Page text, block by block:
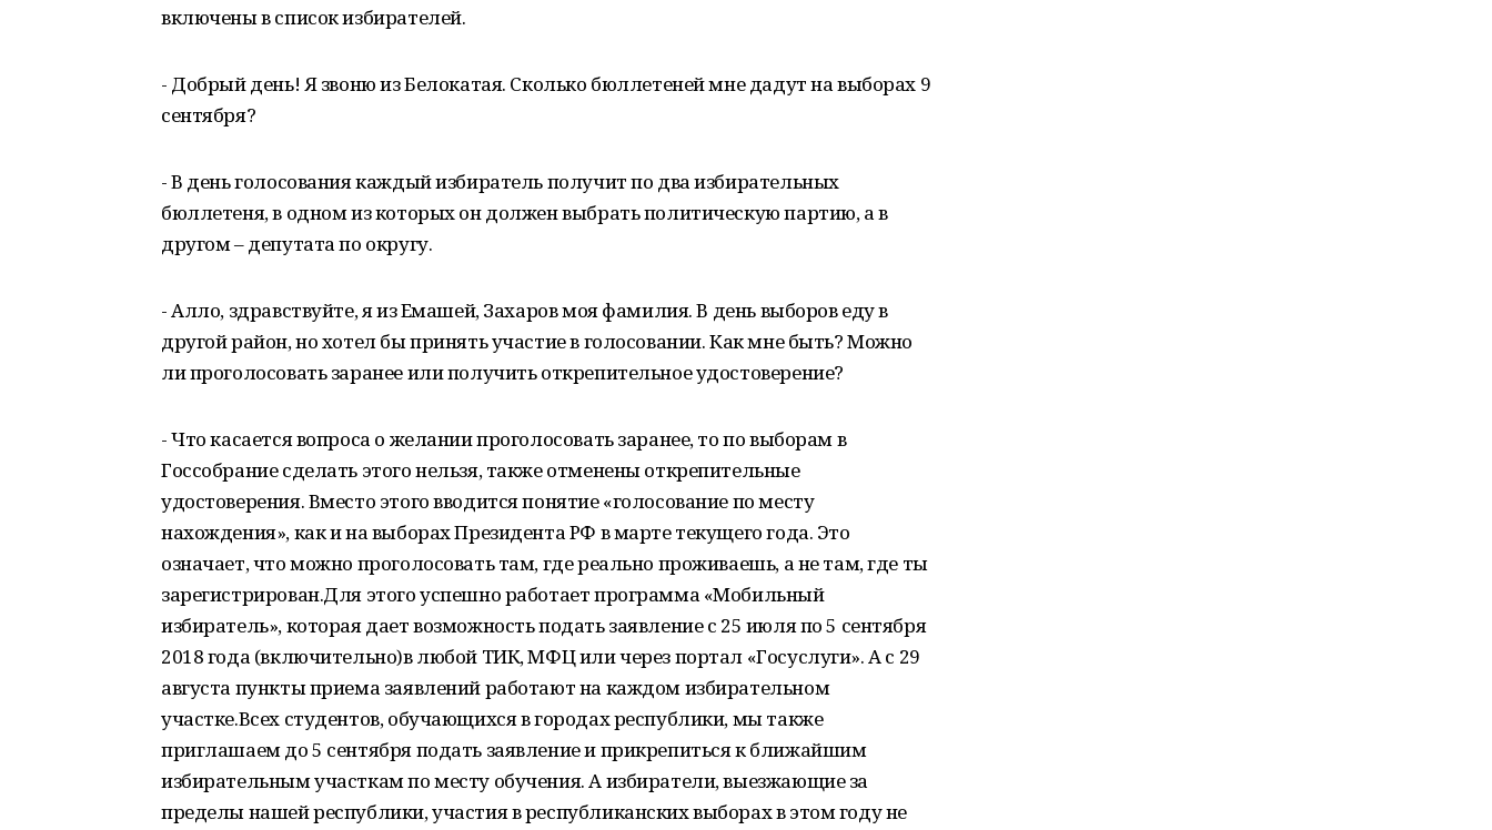
включены в список избирателей.
- Добрый день! Я звоню из Белокатая. Сколько бюллетеней мне дадут на выборах 9
сентября?
- В день голосования каждый избиратель получит по два избирательных
бюллетеня, в одном из которых он должен выбрать политическую партию, а в
другом – депутата по округу.
- Алло, здравствуйте, я из Емашей, Захаров моя фамилия. В день выборов еду в
другой район, но хотел бы принять участие в голосовании. Как мне быть? Можно
ли проголосовать заранее или получить открепительное удостоверение?
- Что касается вопроса о желании проголосовать заранее, то по выборам в
Госсобрание сделать этого нельзя, также отменены открепительные
удостоверения. Вместо этого вводится понятие «голосование по месту
нахождения», как и на выборах Президента РФ в марте текущего года. Это
означает, что можно проголосовать там, где реально проживаешь, а не там, где ты
зарегистрирован.Для этого успешно работает программа «Мобильный
избиратель», которая дает возможность подать заявление с 25 июля по 5 сентября
2018 года (включительно)в любой ТИК, МФЦ или через портал «Госуслуги». А с 29
августа пункты приема заявлений работают на каждом избирательном
участке.Всех студентов, обучающихся в городах республики, мы также
приглашаем до 5 сентября подать заявление и прикрепиться к ближайшим
избирательным участкам по месту обучения. А избиратели, выезжающие за
пределы нашей республики, участия в республиканских выборах в этом году не